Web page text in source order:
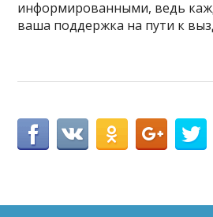
информированными, ведь
ваша поддержка на пути к